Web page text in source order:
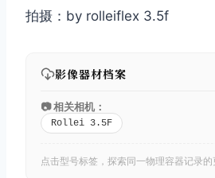
拍摄：by rolleiflex 3.5f
影像器材档案
📷 相关相机：
Rollei 3.5F
点击型号标签，探索同一物理容器记录的